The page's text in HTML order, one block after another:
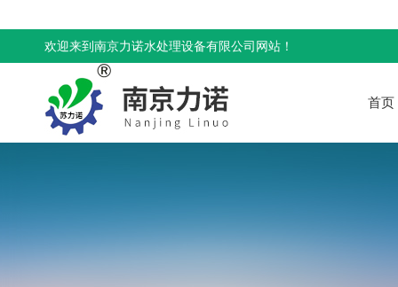
欢迎来到南京力诺水处理设备有限公司网站！
首页